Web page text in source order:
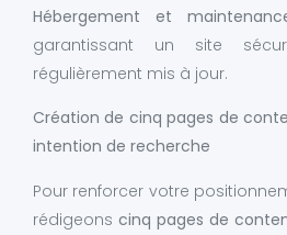
Hébergement et
garantissant un site
régulièrement mis à jour.
Création de cinq pages de
intention de recherche
Pour renforcer votre
rédigeons cinq pages de